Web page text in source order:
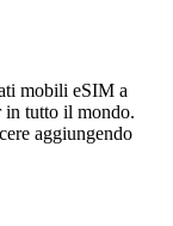
mobili eSIM a
in tutto il mondo.
aggiungendo